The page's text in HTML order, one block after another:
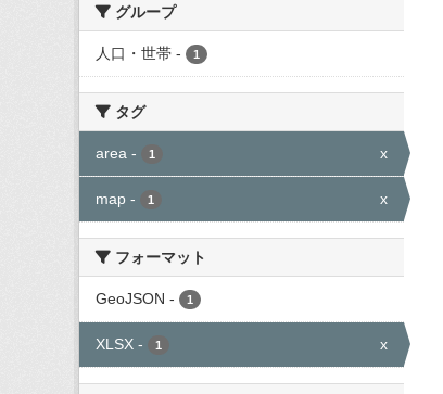
グループ
人口・世帯 - 1
タグ
area - 1 x
map - 1 x
フォーマット
GeoJSON - 1
XLSX - 1 x